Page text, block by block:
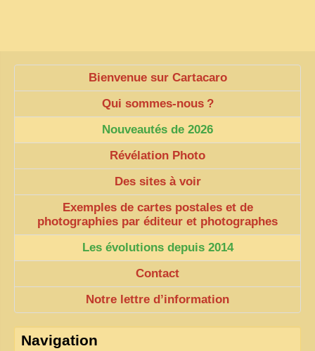
Bienvenue sur Cartacaro
Qui sommes-nous ?
Nouveautés de 2026
Révélation Photo
Des sites à voir
Exemples de cartes postales et de
photographies par éditeur et photographes
Les évolutions depuis 2014
Contact
Notre lettre d’information
Navigation